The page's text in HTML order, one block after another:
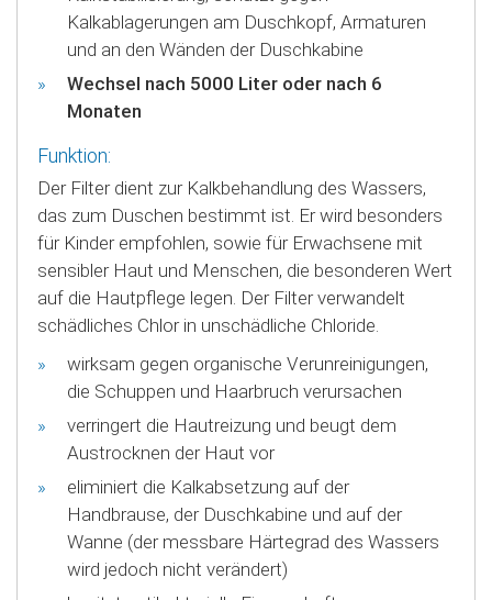
Kalkablagerungen am Duschkopf, Armaturen
und an den Wänden der Duschkabine
Wechsel nach 5000 Liter oder nach 6
Monaten
Funktion:
Der Filter dient zur Kalkbehandlung des Wassers,
das zum Duschen bestimmt ist. Er wird besonders
für Kinder empfohlen, sowie für Erwachsene mit
sensibler Haut und Menschen, die besonderen Wert
auf die Hautpflege legen. Der Filter verwandelt
schädliches Chlor in unschädliche Chloride.
wirksam gegen organische Verunreinigungen,
die Schuppen und Haarbruch verursachen
verringert die Hautreizung und beugt dem
Austrocknen der Haut vor
eliminiert die Kalkabsetzung auf der
Handbrause, der Duschkabine und auf der
Wanne (der messbare Härtegrad des Wassers
wird jedoch nicht verändert)